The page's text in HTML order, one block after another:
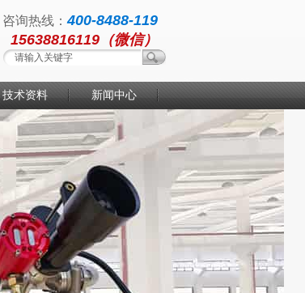
咨询热线：400-8488-119
15638816119（微信）
技术资料 新闻中心